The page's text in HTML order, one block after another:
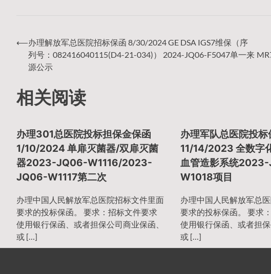
文
章
导
航
⟵办理解放军总医院招标保函 8/30/2024 GE DSA IGS7维保（序
列号：082416040115(D4-21-034)） 2024-JQ06-F5047单一来
源公示
相关阅读
办理301总医院投标担保金保函
1/10/2024 单扉灭菌器/双扉灭菌
器2023-JQ06-W1116/2023-
JQ06-W1117第二次
办理中国人民解放军总医院招标文件里面
要求的投标保函。 要求：招标文件要求
使用银行保函、或者担保公司商业保函、
或 […]
办理军队总医院投标
11/14/2023 全数字
血管造影系统
W1018项目
办理中国人民解放军总
要求的投标保函。 要求
使用银行保函、或者担保
或 […]